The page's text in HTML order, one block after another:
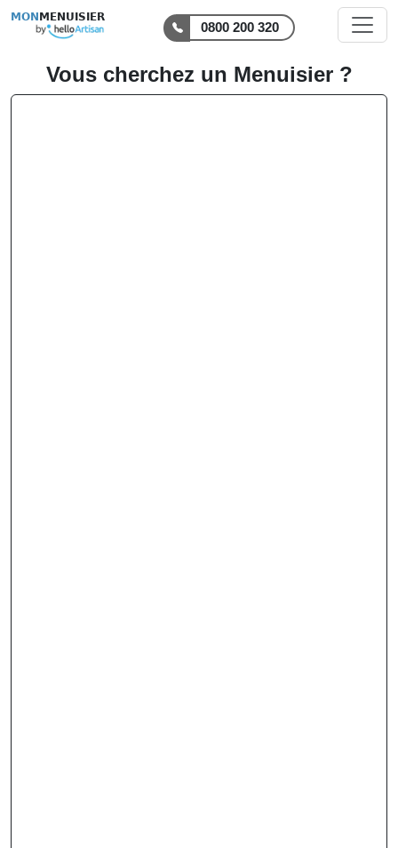
MON MENUISIER
0800 200 320
Vous cherchez un Menuisier ?